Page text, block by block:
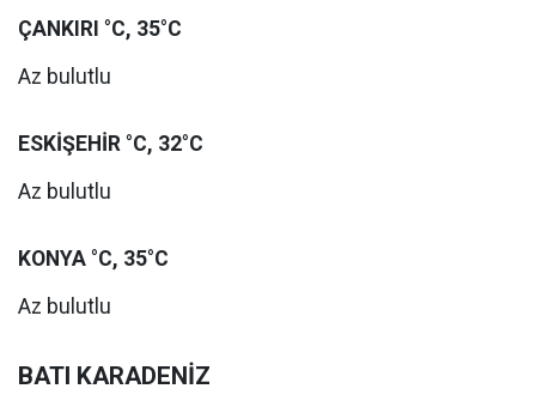
ÇANKIRI °C, 35°C
Az bulutlu
ESKİŞEHİR °C, 32°C
Az bulutlu
KONYA °C, 35°C
Az bulutlu
BATI KARADENİZ